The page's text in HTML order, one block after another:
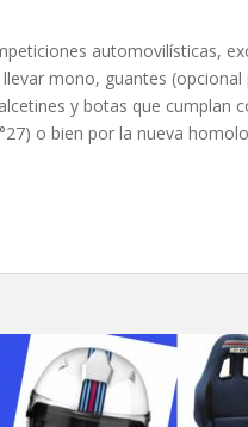
automovilísticas,
mono, guantes
y botas que cumplan
o bien por la nueva